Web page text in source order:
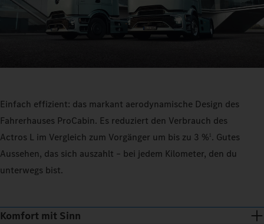
Einfach effizient: das markant aerodynamische Design des
Fahrerhauses ProCabin. Es reduziert den Verbrauch des
Actros L im Vergleich zum Vorgänger um bis zu 3 %1. Gutes
Aussehen, das sich auszahlt – bei jedem Kilometer, den du
unterwegs bist.
Komfort mit Sinn